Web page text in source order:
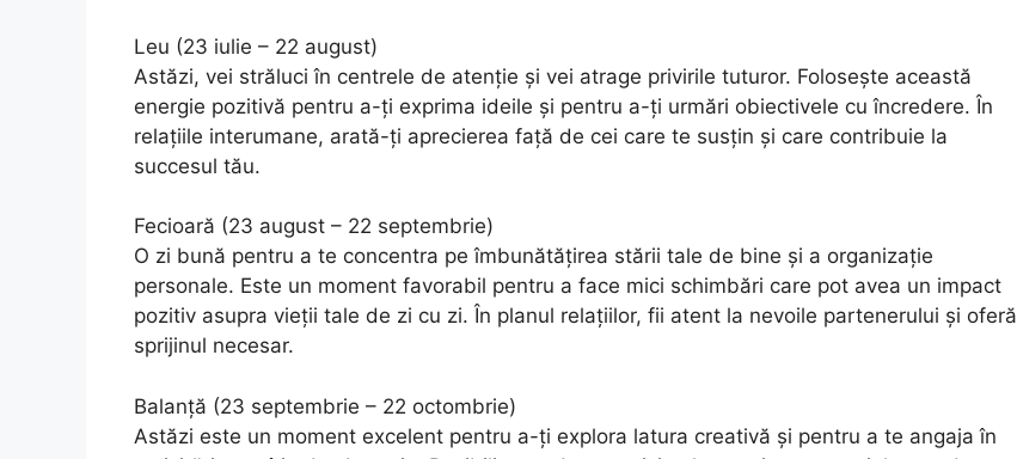
Leu (23 iulie – 22 august)
Astăzi, vei străluci în centrele de atenție și vei atrage privirile tuturor. Folosește această
energie pozitivă pentru a-ți exprima ideile și pentru a-ți urmări obiectivele cu încredere. În
relațiile interumane, arată-ți aprecierea față de cei care te susțin și care contribuie la
succesul tău.
Fecioară (23 august – 22 septembrie)
O zi bună pentru a te concentra pe îmbunătățirea stării tale de bine și a organizație
personale. Este un moment favorabil pentru a face mici schimbări care pot avea un impact
pozitiv asupra vieții tale de zi cu zi. În planul relațiilor, fii atent la nevoile partenerului și oferă
sprijinul necesar.
Balanță (23 septembrie – 22 octombrie)
Astăzi este un moment excelent pentru a-ți explora latura creativă și pentru a te angaja în